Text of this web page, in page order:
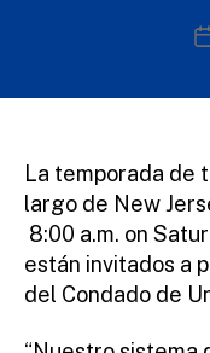
SLa temporada de
largo de New
8:00 a.m. on
están invitados a
del Condado de